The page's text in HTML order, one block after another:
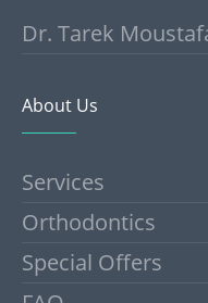
Dr. Tarek
About Us
Services
Orthodontics
Special Offers